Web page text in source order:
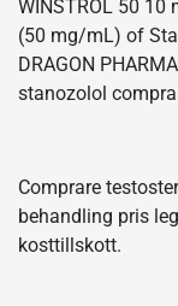
WINSTROL 50 10
(50 mg/mL) of
DRAGON
stanozolol
Comprare
behandling pris
kosttillskott.